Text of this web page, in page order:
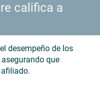
califica a
desempeño de los
que